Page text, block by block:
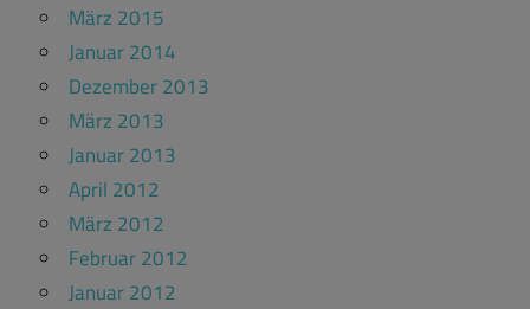
März 2015
Januar 2014
Dezember 2013
März 2013
Januar 2013
April 2012
März 2012
Februar 2012
Januar 2012